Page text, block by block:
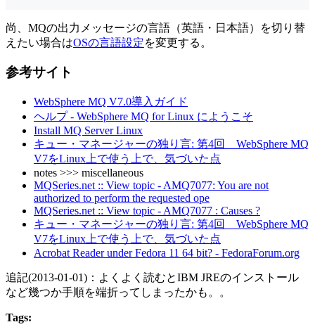
尚、MQの出力メッセージの言語（英語・日本語）を切り替
えたい場合はOSの言語設定を変更する。
参考サイト
WebSphere MQ V7.0導入ガイド
ヘルプ - WebSphere MQ for Linux にようこそ
Install MQ Server Linux
キュー・マネージャーの独り言: 第4回 WebSphere MQ
V7をLinux上で使う上で、気づいた点
notes >>> miscellaneous
MQSeries.net :: View topic - AMQ7077: You are not
authorized to perform the requested ope
MQSeries.net :: View topic - AMQ7077 : Causes ?
キュー・マネージャーの独り言: 第4回 WebSphere MQ
V7をLinux上で使う上で、気づいた点
Acrobat Reader under Fedora 11 64 bit? - FedoraForum.org
追記(2013-01-01)：よくよく読むとIBM JREのインストール
など幾つか手順を端折ってしまったかも。。
Tags: